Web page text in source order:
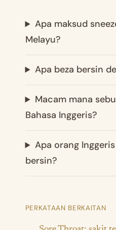
Apa maksud
Melayu?
Apa beza bersin
Macam mana
Bahasa Inggeris?
Apa orang
bersin?
PERKATAAN BERKAITAN